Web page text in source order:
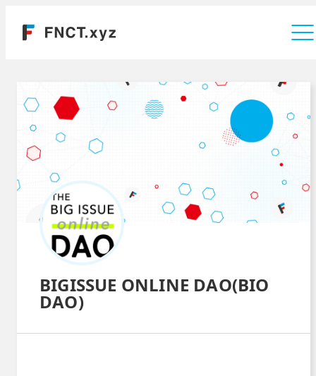
BIGISSUE ONLINE DAO(BIO
DAO)